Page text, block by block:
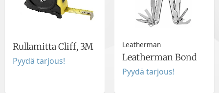
Rullamitta Cliff, 3M
Pyydä tarjous!
Leatherman
Leatherman Bond
Pyydä tarjous!